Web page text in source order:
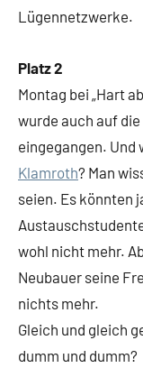
Lügennetzwerke.
Platz 2
Montag bei „Hart
wurde auch auf
eingegangen. Und
Klamroth? Man
seien. Es könnten
wohl nicht mehr.
Neubauer seine
nichts mehr.
Gleich und gleich
dumm und dumm?